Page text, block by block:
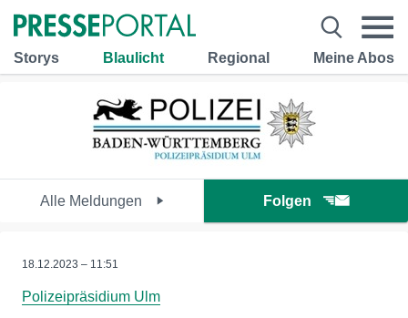
Storys Blaulicht Regional Meine Abos
Alle Meldungen Folgen
18.12.2023 – 11:51
Polizeipräsidium Ulm